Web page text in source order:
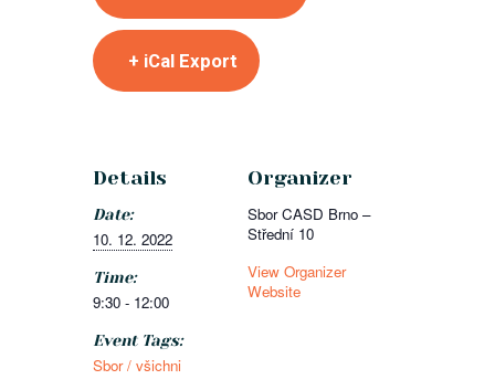
+ iCal Export
Details
Date:
10. 12. 2022
Time:
9:30 - 12:00
Event Tags:
Sbor / všichni
Organizer
Sbor CASD Brno –
Střední 10
View Organizer
Website